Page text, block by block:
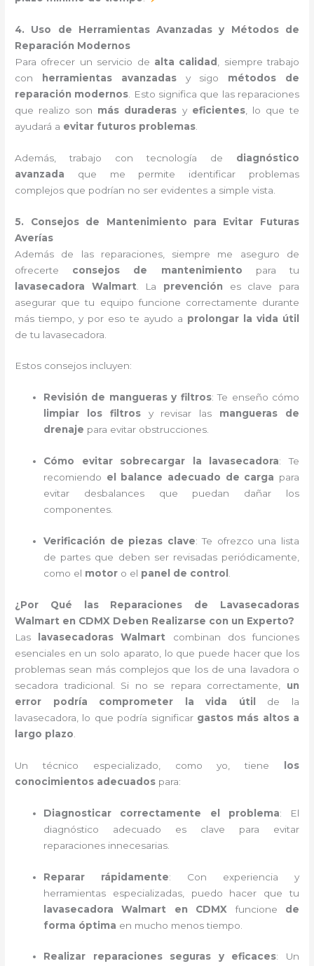
4. Uso de Herramientas Avanzadas y Métodos de
Reparación Modernos
Para ofrecer un servicio de alta calidad
, siempre trabajo
con
herramientas avanzadasy sigo métodos de
reparación modernos . Esto significa que las reparaciones
que realizo son más duraderas y eficientes, lo que te
ayudará a evitar futuros problemas
Además, trabajo con tecnología de diagnóstico
avanzada que me permite identificar problemas
complejos que podrían no ser evidentes a simple vista.
5. Consejos de Mantenimiento para Evitar Futuras
Averías
Además de las reparaciones, siempre me aseguro de
ofrecerte consejos de mantenimiento para tu
lavasecadora Walmart . La prevención es clave para
asegurar que tu equipo funcione correctamente durante
más tiempo, y por eso te ayudo a prolongar la vida útil
de tu lavasecadora.
Estos consejos incluyen:
Revisión de mangueras y filtros: Te enseño cómo
limpiar los filtrosy revisar las mangueras de
drenaje para evitar obstrucciones.
Cómo evitar sobrecargar la lavasecadora: Te
recomiendo el balance adecuado de carga para
evitar desbalances que puedan dañar los
componentes.
Verificación de piezas clave: Te ofrezco una lista
de partes que deben ser revisadas periódicamente,
como el motor o el panel de control
¿Por Qué las Reparaciones de Lavasecadoras
Walmart en CDMX Deben Realizarse con un Experto?
Las
lavasecadoras Walmart combinan dos funciones
esenciales en un solo aparato, lo que puede hacer que los
problemas sean más complejos que los de una lavadora o
secadora tradicional. Si no se repara correctamente, un
error podría comprometer la vida útil
de la
lavasecadora, lo que podría significar gastos más altos a
largo plazo
Un técnico especializado, como yo, tiene
los
conocimientos adecuados para:
Diagnosticar correctamente el problema: El
diagnóstico adecuado es clave para evitar
reparaciones innecesarias.
Reparar rápidamente: Con experiencia y
herramientas especializadas, puedo hacer que tu
lavasecadora Walmart en CDMX funcione de
forma óptima en mucho menos tiempo.
Realizar reparaciones seguras y eficaces: Un